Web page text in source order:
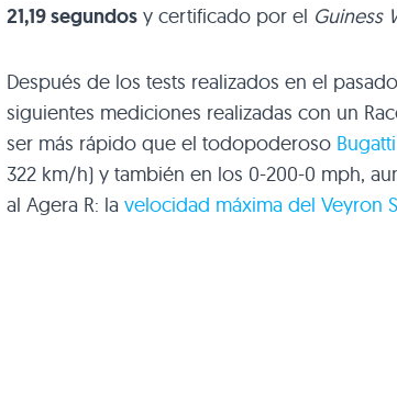
21,19 segundos y certificado por el Guiness
Después de los tests realizados en el
siguientes mediciones realizadas con un
ser más rápido que el todopoderoso
322 km/h) y también en los 0-200-0 mph,
al Agera R: la velocidad máxima del Veyron